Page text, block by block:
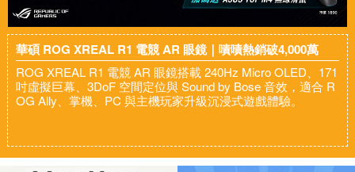
華碩 ROG XREAL R1 電競 AR 眼鏡｜嘖嘖熱銷破4,000萬
ROG XREAL R1 電競 AR 眼鏡搭載 240Hz Micro OLED、171
吋虛擬巨幕、3DoF 空間定位與 Sound by Bose 音效，適合 R
OG Ally、掌機、PC 與主機玩家升級沉浸式遊戲體驗。